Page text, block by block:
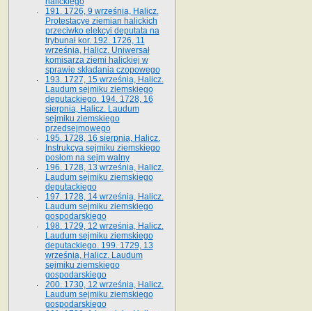
191. 1726, 9 września, Halicz.
Protestacye ziemian halickich
przeciwko elekcyi deputata na
trybunał kor. 192. 1726, 11
września, Halicz. Uniwersał
komisarza ziemi halickiej w
sprawie składania czopowego
193. 1727, 15 września, Halicz.
Laudum sejmiku ziemskiego
deputackiego. 194. 1728, 16
sierpnia, Halicz. Laudum
sejmiku ziemskiego
przedsejmowego
195. 1728, 16 sierpnia, Halicz.
Instrukcya sejmiku ziemskiego
posłom na sejm walny
196. 1728, 13 września, Halicz.
Laudum sejmiku ziemskiego
deputackiego
197. 1728, 14 września, Halicz.
Laudum sejmiku ziemskiego
gospodarskiego
198. 1729, 12 września, Halicz.
Laudum sejmiku ziemskiego
deputackiego. 199. 1729, 13
września, Halicz. Laudum
sejmiku ziemskiego
gospodarskiego
200. 1730, 12 września, Halicz.
Laudum sejmiku ziemskiego
gospodarskiego